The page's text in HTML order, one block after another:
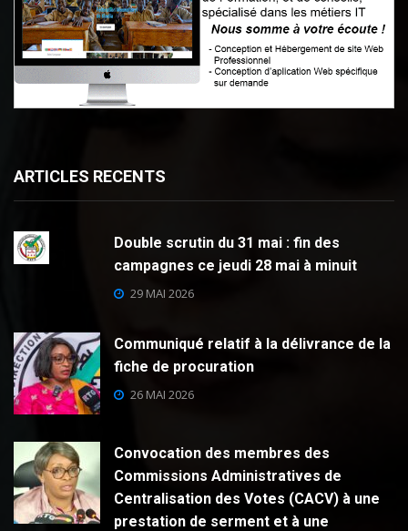
ARTICLES RECENTS
Double scrutin du 31 mai : fin des
campagnes ce jeudi 28 mai à minuit
29 MAI 2026
Communiqué relatif à la délivrance de la
fiche de procuration
26 MAI 2026
Convocation des membres des
Commissions Administratives de
Centralisation des Votes (CACV) à une
prestation de serment et à une